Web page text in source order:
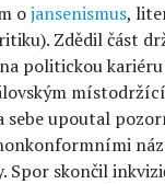
ojansenismus,
Zdědil část
politickou
sebe upoutal
Spor skončil